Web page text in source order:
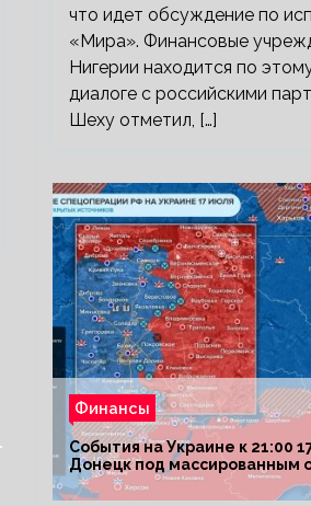
что идет обсуждение по
«Мира». Финансовые
Нигерии находится по
диалоге с российскими
Шеху отметил, […]
Финансы
События на Украине к 21:00
Донецк под массированным
поставил Киеву ультиматум